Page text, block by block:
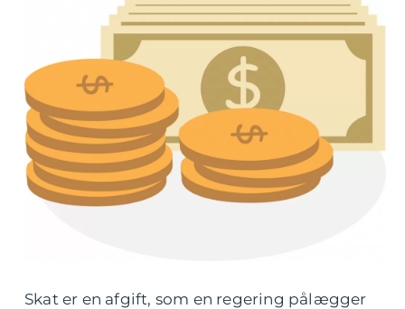
Skat er en afgift, som en regering pålægger